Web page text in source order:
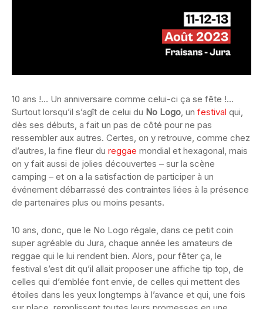
10 ans !… Un anniversaire comme celui-ci ça se fête !…
Surtout lorsqu’il s’agît de celui du No Logo, un festival qui,
dès ses débuts, a fait un pas de côté pour ne pas
ressembler aux autres. Certes, on y retrouve, comme chez
d’autres, la fine fleur du reggae mondial et hexagonal, mais
on y fait aussi de jolies découvertes – sur la scène
camping – et on a la satisfaction de participer à un
événement débarrassé des contraintes liées à la présence
de partenaires plus ou moins pesants.
10 ans, donc, que le No Logo régale, dans ce petit coin
super agréable du Jura, chaque année les amateurs de
reggae qui le lui rendent bien. Alors, pour fêter ça, le
festival s’est dit qu’il allait proposer une affiche tip top, de
celles qui d’emblée font envie, de celles qui mettent des
étoiles dans les yeux longtemps à l’avance et qui, une fois